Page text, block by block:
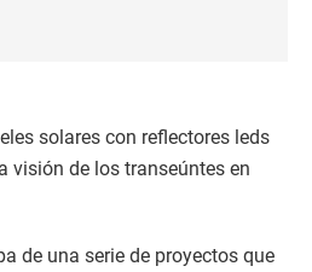
solares con reflectores leds
visión de los transeúntes en
de una serie de proyectos que